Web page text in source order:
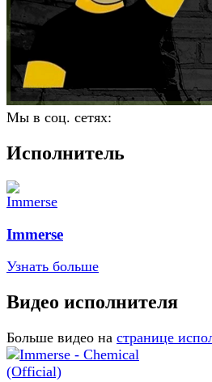
Мы в соц. сетях:
Исполнитель
Immerse
Узнать больше
Видео исполнителя
Больше видео на странице